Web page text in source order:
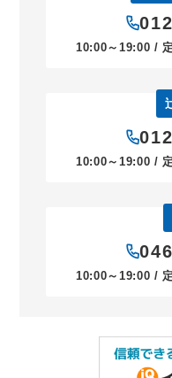
10:00～19:00 /
10:00～19:00 /
10:00～19:00 /